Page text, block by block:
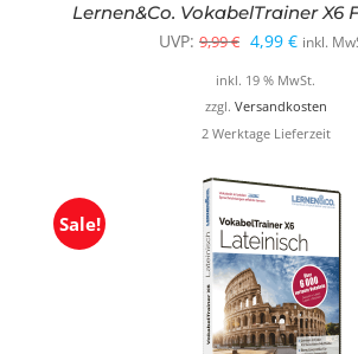
Lernen&Co. VokabelTrainer X6
UVP: 9,99€
Preis
war:
9,99 €
4,99 €
Preis
ist:
4,99 €.
inkl.
inkl. 19 % MwSt.
zzgl. Versandkosten
2 Werktage Lieferzeit
Sale!